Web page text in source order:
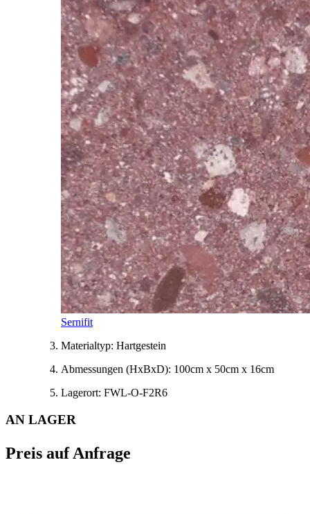
Sernifit
Materialtyp: Hartgestein
Abmessungen (HxBxD): 100cm x 50cm x 16cm
Lagerort: FWL-O-F2R6
AN LAGER
Preis auf Anfrage